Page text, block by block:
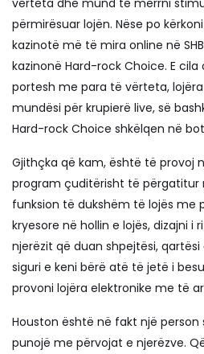
përmirësuar lojën. Nëse po
kazinotë më të mira online në
kazinonë Hard-rock Choice. E
portesh me para të vërteta,
mundësi për krupierë live, së
Hard-rock Choice shkëlqen në
Gjithçka që kam, është të provoj
program çuditërisht të përgatitur
funksion të dukshëm të lojës me
kryesore në hollin e lojës, dizajni i
njerëzit që duan shpejtësi,
siguri e keni bërë atë të jetë i
provoni lojëra elektronike me të
Houston është në fakt një
punojë me përvojat e njerëzve.